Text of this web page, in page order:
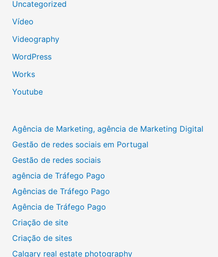
Uncategorized
Vídeo
Videography
WordPress
Works
Youtube
Agência de Marketing, agência de Marketing Digital
Gestão de redes sociais em Portugal
Gestão de redes sociais
agência de Tráfego Pago
Agências de Tráfego Pago
Agência de Tráfego Pago
Criação de site
Criação de sites
Calgary real estate photography